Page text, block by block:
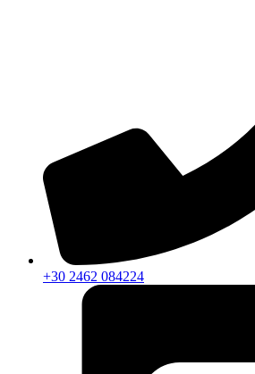
+30 2462 084224